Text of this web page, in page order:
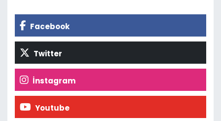
Facebook
Twitter
İnstagram
Youtube